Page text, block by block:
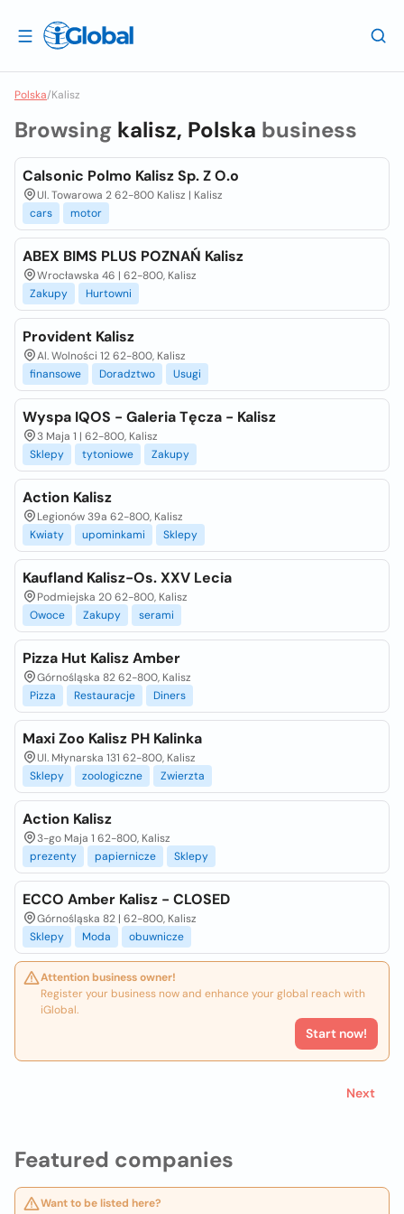
Polska/Kalisz
Featured companies
Want to be listed here?
Browsing kalisz, Polska business
Calsonic Polmo Kalisz Sp. Z O.o
Ul. Towarowa 2 62-800 Kalisz | Kalisz
cars
motor
ABEX BIMS PLUS POZNAŃ Kalisz
Wrocławska 46 | 62-800, Kalisz
Zakupy
Hurtowni
Provident Kalisz
Al. Wolności 12 62-800, Kalisz
finansowe
Doradztwo Usugi
Wyspa IQOS - Galeria Tęcza - Kalisz
3 Maja 1 | 62-800, Kalisz
Sklepy
tytoniowe Zakupy
Action Kalisz
Legionów 39a 62-800, Kalisz
Kwiaty
upominkami Sklepy
Kaufland Kalisz-Os. XXV Lecia
Podmiejska 20 62-800, Kalisz
Owoce
Zakupy serami
Pizza Hut Kalisz Amber
Górnośląska 82 62-800, Kalisz
Pizza
Restauracje Diners
Maxi Zoo Kalisz PH Kalinka
Ul. Młynarska 131 62-800, Kalisz
Sklepy
zoologiczne Zwierzta
Action Kalisz
3-go Maja 1 62-800, Kalisz
prezenty
papiernicze Sklepy
ECCO Amber Kalisz - CLOSED
Górnośląska 82 | 62-800, Kalisz
Sklepy
Moda obuwnicze
Attention business owner!
Register your business now and enhance your global reach with
iGlobal.
Start now!
Next